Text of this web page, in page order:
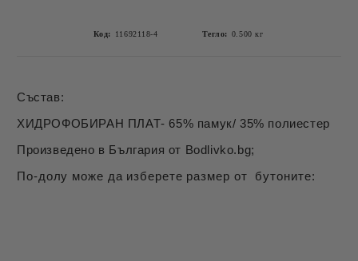
Код: 11692118-4 Тегло: 0.500 кг
Състав:
ХИДРОФОБИРАН ПЛАТ- 65% памук/ 35% полиестер
Произведено в България от Bodlivko.bg;
По-долу може да изберете размер от бутоните: